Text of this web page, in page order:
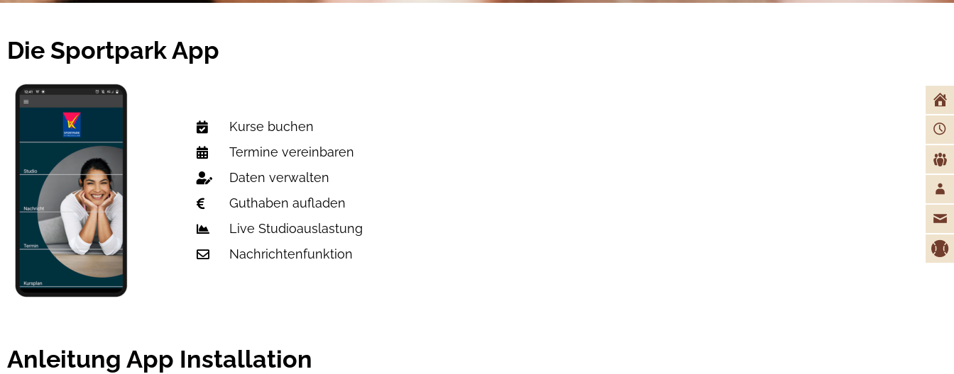
Die Sportpark App
Kurse buchen
Termine vereinbaren
Daten verwalten
Guthaben aufladen
Live Studioauslastung
Nachrichtenfunktion
Anleitung App Installation